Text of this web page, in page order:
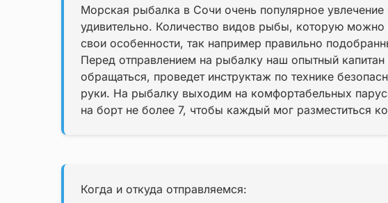
Морская рыбалка в Сочи очень популярное
удивительно. Количество видов рыбы, которую
свои особенности, так например правильно
Перед отправлением на рыбалку наш опытный капитан
обращаться, проведет инструктаж по технике
руки. На рыбалку выходим на комфортабельных
на борт не более 7, чтобы каждый мог разместиться
Когда и откуда отправляемся: